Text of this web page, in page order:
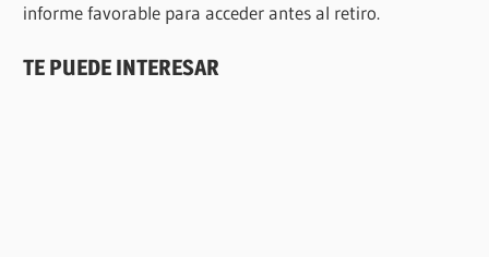
informe favorable para acceder antes al retiro.
TE PUEDE INTERESAR